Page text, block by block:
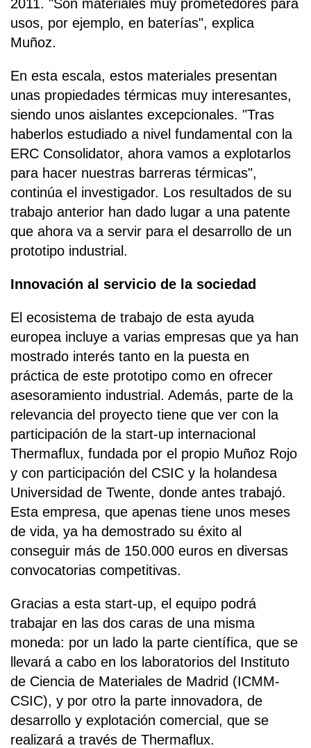
2011. "Son materiales muy prometedores para
usos, por ejemplo, en baterías", explica
Muñoz.
En esta escala, estos materiales presentan
unas propiedades térmicas muy interesantes,
siendo unos aislantes excepcionales. "Tras
haberlos estudiado a nivel fundamental con la
ERC Consolidator, ahora vamos a explotarlos
para hacer nuestras barreras térmicas",
continúa el investigador. Los resultados de su
trabajo anterior han dado lugar a una patente
que ahora va a servir para el desarrollo de un
prototipo industrial.
Innovación al servicio de la sociedad
El ecosistema de trabajo de esta ayuda
europea incluye a varias empresas que ya han
mostrado interés tanto en la puesta en
práctica de este prototipo como en ofrecer
asesoramiento industrial. Además, parte de la
relevancia del proyecto tiene que ver con la
participación de la start-up internacional
Thermaflux, fundada por el propio Muñoz Rojo
y con participación del CSIC y la holandesa
Universidad de Twente, donde antes trabajó.
Esta empresa, que apenas tiene unos meses
de vida, ya ha demostrado su éxito al
conseguir más de 150.000 euros en diversas
convocatorias competitivas.
Gracias a esta start-up, el equipo podrá
trabajar en las dos caras de una misma
moneda: por un lado la parte científica, que se
llevará a cabo en los laboratorios del Instituto
de Ciencia de Materiales de Madrid (ICMM-
CSIC), y por otro la parte innovadora, de
desarrollo y explotación comercial, que se
realizará a través de Thermaflux.